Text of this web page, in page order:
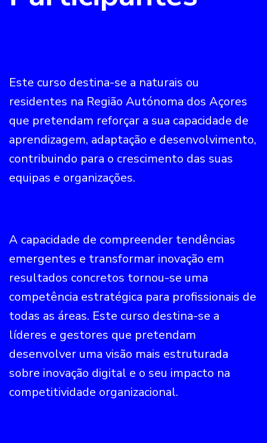
Este curso destina-se a naturais ou
residentes na Região Autónoma dos Açores
que pretendam reforçar a sua capacidade de
aprendizagem, adaptação e desenvolvimento,
contribuindo para o crescimento das suas
equipas e organizações.
A capacidade de compreender tendências
emergentes e transformar inovação em
resultados concretos tornou-se uma
competência estratégica para profissionais de
todas as áreas. Este curso destina-se a
líderes e gestores que pretendam
desenvolver uma visão mais estruturada
sobre inovação digital e o seu impacto na
competitividade organizacional.